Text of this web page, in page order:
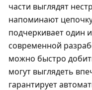
части выглядят
напоминают
подчеркивает один
современной
можно быстро
могут выглядеть
гарантирует